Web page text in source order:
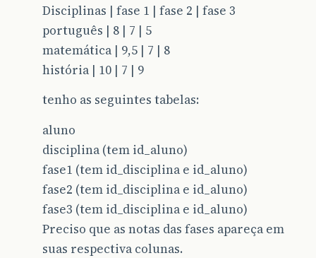
Disciplinas | fase 1 | fase 2 | fase 3
português | 8 | 7 | 5
matemática | 9,5 | 7 | 8
história | 10 | 7 | 9
tenho as seguintes tabelas:
aluno
disciplina (tem id_aluno)
fase1 (tem id_disciplina e id_aluno)
fase2 (tem id_disciplina e id_aluno)
fase3 (tem id_disciplina e id_aluno)
Preciso que as notas das fases apareça em
suas respectiva colunas.